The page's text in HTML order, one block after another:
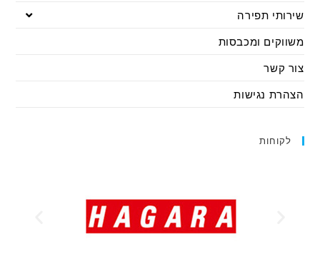
שירותי תפירה
משווקים ומכבסות
צור קשר
הצהרת נגישות
לקוחות